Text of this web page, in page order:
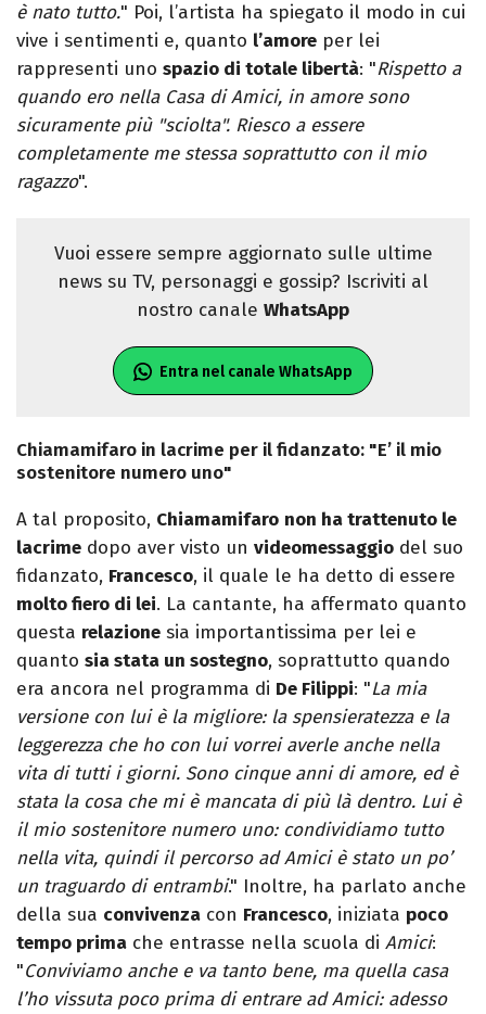
è nato tutto." Poi, l’artista ha spiegato il modo in cui
vive i sentimenti e, quanto l’amore per lei
rappresenti uno spazio di totale libertà: "Rispetto a
quando ero nella Casa di Amici, in amore sono
sicuramente più "sciolta". Riesco a essere
completamente me stessa soprattutto con il mio
ragazzo".
Vuoi essere sempre aggiornato sulle ultime
news su TV, personaggi e gossip? Iscriviti al
nostro canale WhatsApp
Entra nel canale WhatsApp
Chiamamifaro in lacrime per il fidanzato: "E’ il mio
sostenitore numero uno"
A tal proposito, Chiamamifaro non ha trattenuto le
lacrime dopo aver visto un videomessaggio del suo
fidanzato, Francesco, il quale le ha detto di essere
molto fiero di lei. La cantante, ha affermato quanto
questa relazione sia importantissima per lei e
quanto sia stata un sostegno, soprattutto quando
era ancora nel programma di De Filippi: "La mia
versione con lui è la migliore: la spensieratezza e la
leggerezza che ho con lui vorrei averle anche nella
vita di tutti i giorni. Sono cinque anni di amore, ed è
stata la cosa che mi è mancata di più là dentro. Lui è
il mio sostenitore numero uno: condividiamo tutto
nella vita, quindi il percorso ad Amici è stato un po’
un traguardo di entrambi." Inoltre, ha parlato anche
della sua convivenza con Francesco, iniziata poco
tempo prima che entrasse nella scuola di Amici:
"Conviviamo anche e va tanto bene, ma quella casa
l’ho vissuta poco prima di entrare ad Amici: adesso